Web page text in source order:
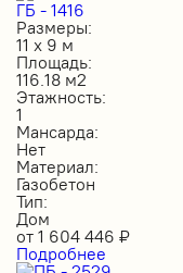
ГБ - 1416
Размеры:
11 х 9 м
Площадь:
116.18 м2
Этажность:
1
Мансарда:
Нет
Материал:
Газобетон
Тип:
Дом
от 1 604 446 ₽
Подробнее